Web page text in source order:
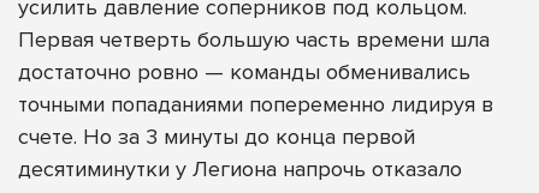
усилить давление соперников под кольцом.
Первая четверть большую часть времени шла
достаточно ровно — команды обменивались
точными попаданиями попеременно лидируя в
счете. Но за 3 минуты до конца первой
десятиминутки у Легиона напрочь отказало